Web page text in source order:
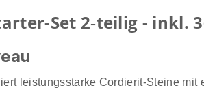
Set 2‑teilig - inkl.
leistungsstarke Cordierit-Steine